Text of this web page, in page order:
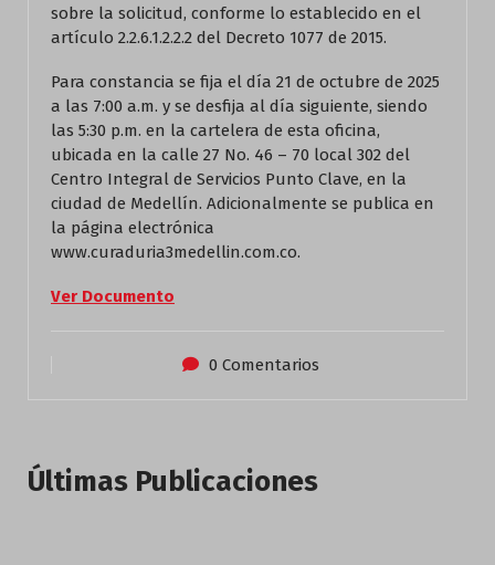
sobre la solicitud, conforme lo establecido en el
artículo 2.2.6.1.2.2.2 del Decreto 1077 de 2015.
Para constancia se fija el día 21 de octubre de 2025
a las 7:00 a.m. y se desfija al día siguiente, siendo
las 5:30 p.m. en la cartelera de esta oficina,
ubicada en la calle 27 No. 46 – 70 local 302 del
Centro Integral de Servicios Punto Clave, en la
ciudad de Medellín. Adicionalmente se publica en
la página electrónica
www.curaduria3medellin.com.co.
Ver Documento
0 Comentarios
Últimas Publicaciones